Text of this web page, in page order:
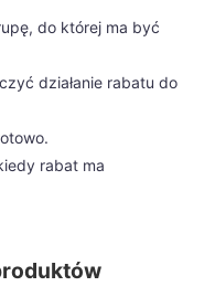
do której ma być
działanie rabatu do
rabat ma